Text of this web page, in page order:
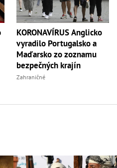
KORONAVÍRUS Anglicko
vyradilo Portugalsko a
Maďarsko zo zoznamu
bezpečných krajín
Zahraničné